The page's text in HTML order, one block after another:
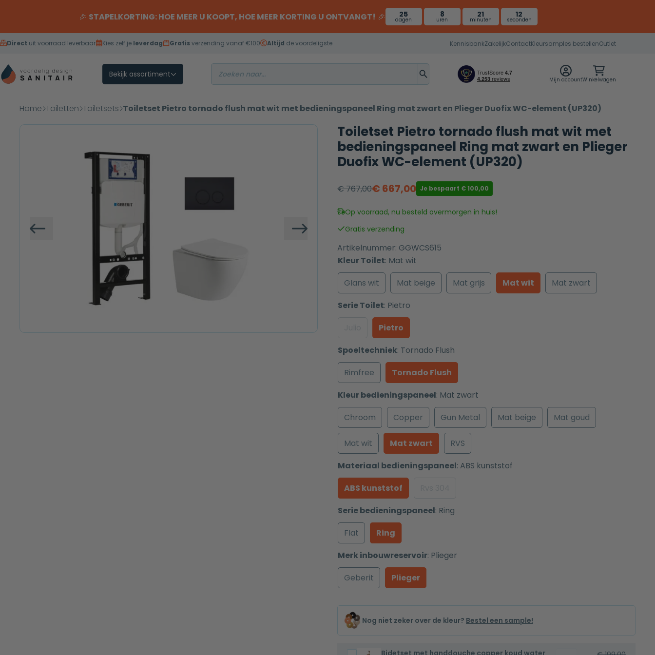
🎉 STAPELKORTING: HOE MEER U KOOPT, HOE MEER KORTING U ONTVANGT! 🎉 25
dagen
8
uren
21
minuten
12
seconden
Direct uit voorraad leverbaar Kies zelf je leverdag Gratisverzending vanaf €100 Altijd de voordeligste KennisbankZakelijkContactKleursamples bestellenOutlet
Bekijk assortiment
Mijn accountWinkelwagen
Home Toiletten Toiletsets Toiletset Pietro tornado flush mat wit met bedieningspaneel Ring mat zwart en Plieger Duofix WC-element (UP320)
Vorige Volgende
Toiletset Pietro tornado flush mat wit met
bedieningspaneel Ring mat zwart en Plieger
Duofix WC-element (UP320)
€767,00
Oorspronkelijke
prijs
was:
€ 767,00.
€ 667,00
Huidige
prijs
is:
€ 667,00.
Je bespaart €100,00
Op voorraad, nu besteld overmorgen in huis!
Gratis verzending
Artikelnummer: GGWCS615
Kleur Toilet: Mat wit
Glans wit
Mat beige Mat grijs Mat wit
Mat zwart
Serie Toilet: Pietro
Pietro
Spoeltechniek: Tornado Flush
Rimfree
Tornado Flush
Kleur bedieningspaneel: Mat zwart
Chroom
Copper Gun Metal Mat beige Mat goud
Mat wit Mat zwart
RVS
Materiaal bedieningspaneel: ABS kunststof
ABS kunststof
Serie bedieningspaneel: Ring
Flat
Ring
Merk inbouwreservoir: Plieger
Geberit
Plieger
Nog niet zeker over de kleur? Bestel een sample!
Bidetset met handdouche copper koud water